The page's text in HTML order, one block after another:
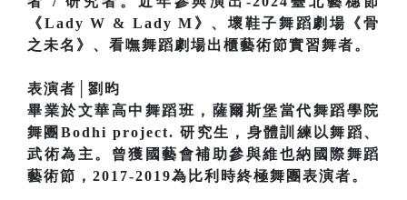
《Lady W & Lady M》、壞鞋子舞蹈劇場《骨
之未名》、看嘸舞蹈劇場出櫃藝術節實習舞者。
表演者│劉昀
畢業於文華高中舞蹈班，薩爾斯堡當代舞蹈學院
舞團Bodhi project. 研究生，身體訓練以舞蹈、
武術為主。曾獲國藝會補助參與維也納國際舞蹈
藝術節，2017-2019為比利時終極舞團表演者。